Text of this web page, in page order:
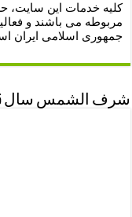
کلیه خدمات این سایت،
مربوطه می باشند و
جمهوری اسلامی ایران
شرف الشمس سال 1405